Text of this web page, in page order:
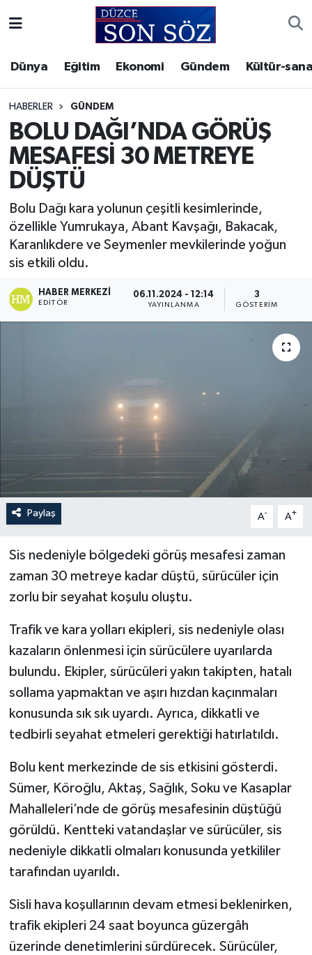
Dünya Eğitim Ekonomi Gündem Kültür-
HABERLER GÜNDEM
BOLU DAĞI’NDA GÖRÜŞ
MESAFESİ 30 METREYE
DÜŞTÜ
Bolu Dağı kara yolunun çeşitli kesimlerinde,
özellikle Yumrukaya, Abant Kavşağı, Bakacak,
Karanlıkdere ve Seymenler mevkilerinde yoğun
sis etkili oldu.
HABER MERKEZI
EDITÖR
06.11.2024 - 12:14
YAYINLANMA
3
GÖSTERIM
Paylaş A- A+
Sis nedeniyle bölgedeki görüş mesafesi zaman
zaman 30 metreye kadar düştü, sürücüler için
zorlu bir seyahat koşulu oluştu.
Trafik ve kara yolları ekipleri, sis nedeniyle olası
kazaların önlenmesi için sürücülere uyarılarda
bulundu. Ekipler, sürücüleri yakın takipten, hatalı
sollama yapmaktan ve aşırı hızdan kaçınmaları
konusunda sık sık uyardı. Ayrıca, dikkatli ve
tedbirli seyahat etmeleri gerektiği hatırlatıldı.
Bolu kent merkezinde de sis etkisini gösterdi.
Sümer, Köroğlu, Aktaş, Sağlık, Soku ve Kasaplar
Mahalleleri’nde de görüş mesafesinin düştüğü
görüldü. Kentteki vatandaşlar ve sürücüler, sis
nedeniyle dikkatli olmaları konusunda yetkililer
tarafından uyarıldı.
Sisli hava koşullarının devam etmesi beklenirken,
trafik ekipleri 24 saat boyunca güzergâh
üzerinde denetimlerini sürdürecek. Sürücüler,
Gizlilik Sözleşmesi
İletişim
Künye
Video Galeri
Akçakoca Hava Durumu
Akçakoca Trafik Yoğunluk Haritası
Süper Lig Puan Durumu ve Fikstür
Tüm Manşetler
Son Dakika Haberleri
Haber Arşivi